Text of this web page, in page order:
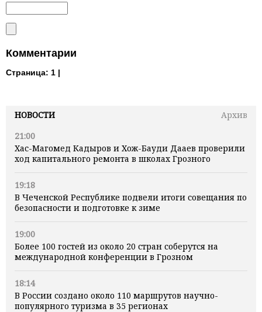
НОВОСТИ
Архив
21:00
Хас-Магомед Кадыров и Хож-Бауди Дааев проверили
ход капитального ремонта в школах Грозного
19:18
В Чеченской Республике подвели итоги совещания по
безопасности и подготовке к зиме
19:00
Более 100 гостей из около 20 стран соберутся на
международной конференции в Грозном
18:14
В России создано около 110 маршрутов научно-
популярного туризма в 35 регионах
Комментарии
Страница: 1 |